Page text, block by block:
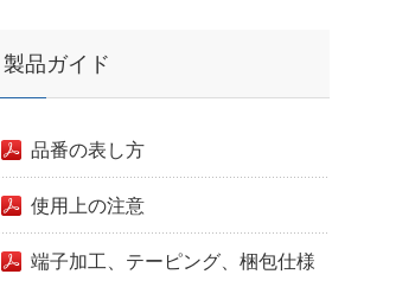
製品ガイド
品番の表し方
使用上の注意
端子加工、テーピング、梱包仕様